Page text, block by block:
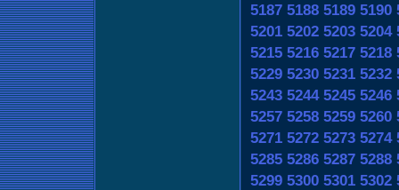
5187 5188 5189 5190
5201 5202 5203 5204
5215 5216 5217 5218
5229 5230 5231 5232
5243 5244 5245 5246
5257 5258 5259 5260
5271 5272 5273 5274
5285 5286 5287 5288
5299 5300 5301 5302